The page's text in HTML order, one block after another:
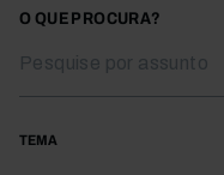
O QUE PROCURA?
TEMA